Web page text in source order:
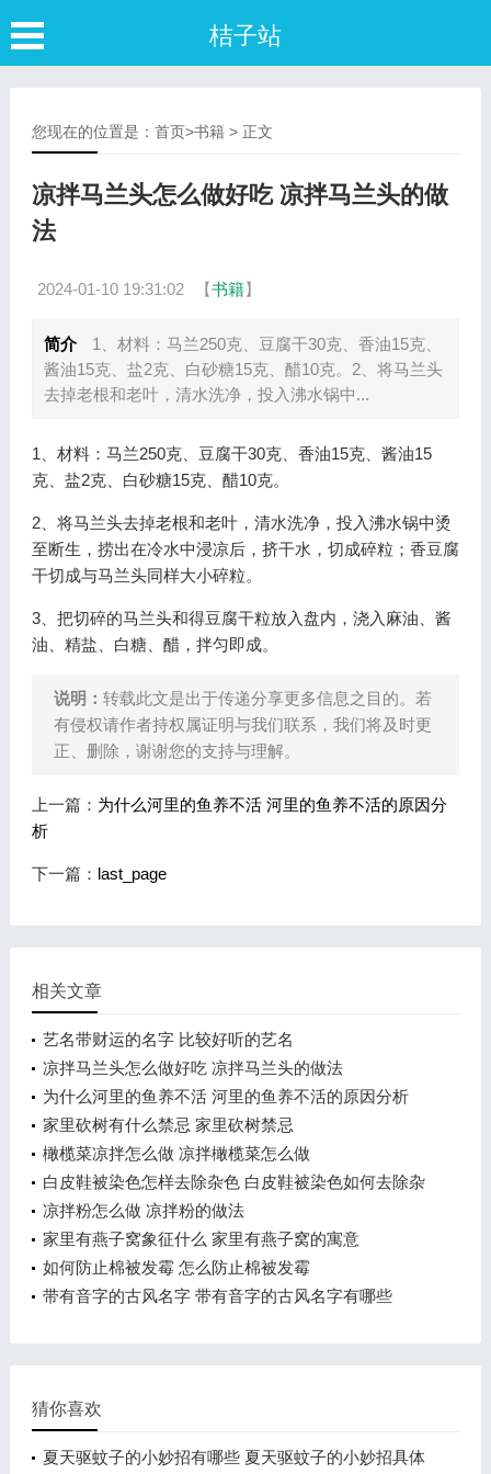
桔子站
您现在的位置是： 首页>书籍> 正文
凉拌马兰头怎么做好吃 凉拌马兰头的做
法
2024-01-10 19:31:02 【书籍】
简介
1、材料：马兰250克、豆腐干30克、香油15克、
酱油15克、盐2克、白砂糖15克、醋10克。2、将马兰头
去掉老根和老叶，清水洗净，投入沸水锅中...
1、材料：马兰250克、豆腐干30克、香油15克、酱油15
克、盐2克、白砂糖15克、醋10克。
2、将马兰头去掉老根和老叶，清水洗净，投入沸水锅中烫
至断生，捞出在冷水中浸凉后，挤干水，切成碎粒；香豆腐
干切成与马兰头同样大小碎粒。
3、把切碎的马兰头和得豆腐干粒放入盘内，浇入麻油、酱
油、精盐、白糖、醋，拌匀即成。
说明： 转载此文是出于传递分享更多信息之目的。若
有侵权请作者持权属证明与我们联系，我们将及时更
正、删除，谢谢您的支持与理解。
上一篇： 为什么河里的鱼养不活 河里的鱼养不活的原因分
析
下一篇： last_page
相关文章
艺名带财运的名字 比较好听的艺名
凉拌马兰头怎么做好吃 凉拌马兰头的做法
为什么河里的鱼养不活 河里的鱼养不活的原因分析
家里砍树有什么禁忌 家里砍树禁忌
橄榄菜凉拌怎么做 凉拌橄榄菜怎么做
白皮鞋被染色怎样去除杂色 白皮鞋被染色如何去除杂
色
凉拌粉怎么做 凉拌粉的做法
家里有燕子窝象征什么 家里有燕子窝的寓意
如何防止棉被发霉 怎么防止棉被发霉
带有音字的古风名字 带有音字的古风名字有哪些
猜你喜欢
夏天驱蚊子的小妙招有哪些 夏天驱蚊子的小妙招具体